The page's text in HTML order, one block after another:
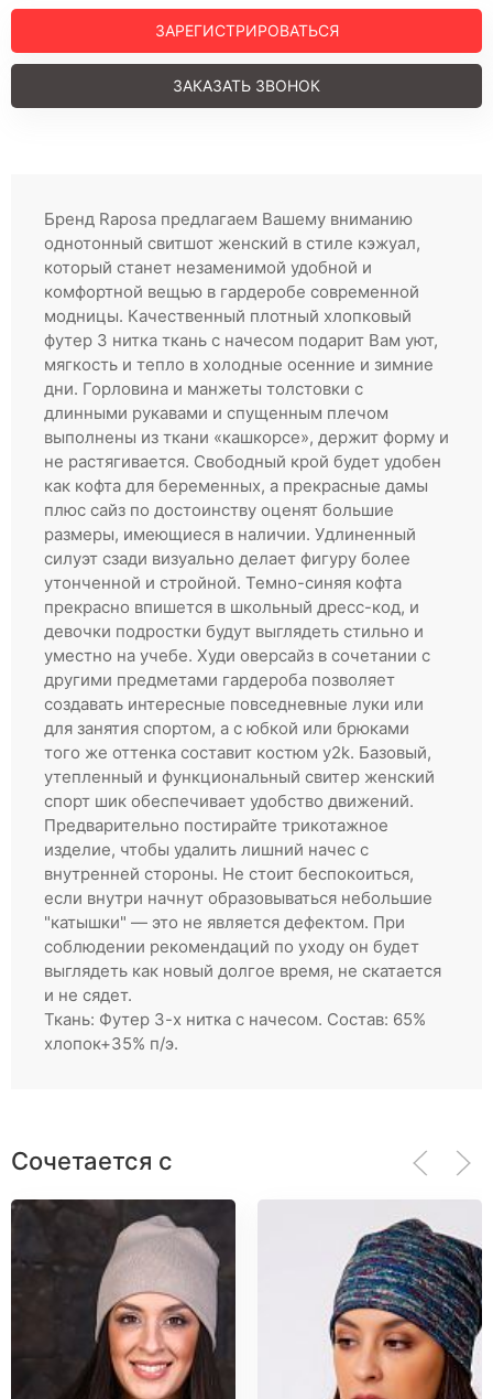
ЗАРЕГИСТРИРОВАТЬСЯ
ЗАКАЗАТЬ ЗВОНОК
Бренд Raposa предлагаем Вашему вниманию
однотонный свитшот женский в стиле кэжуал,
который станет незаменимой удобной и
комфортной вещью в гардеробе современной
модницы. Качественный плотный хлопковый
футер 3 нитка ткань с начесом подарит Вам уют,
мягкость и тепло в холодные осенние и зимние
дни. Горловина и манжеты толстовки с
длинными рукавами и спущенным плечом
выполнены из ткани «кашкорсе», держит форму и
не растягивается. Свободный крой будет удобен
как кофта для беременных, а прекрасные дамы
плюс сайз по достоинству оценят большие
размеры, имеющиеся в наличии. Удлиненный
силуэт сзади визуально делает фигуру более
утонченной и стройной. Темно-синяя кофта
прекрасно впишется в школьный дресс-код, и
девочки подростки будут выглядеть стильно и
уместно на учебе. Худи оверсайз в сочетании с
другими предметами гардероба позволяет
создавать интересные повседневные луки или
для занятия спортом, а с юбкой или брюками
того же оттенка составит костюм y2k. Базовый,
утепленный и функциональный свитер женский
спорт шик обеспечивает удобство движений.
Предварительно постирайте трикотажное
изделие, чтобы удалить лишний начес с
внутренней стороны. Не стоит беспокоиться,
если внутри начнут образовываться небольшие
"катышки" — это не является дефектом. При
соблюдении рекомендаций по уходу он будет
выглядеть как новый долгое время, не скатается
и не сядет.
Ткань: Футер 3-х нитка с начесом. Состав: 65%
хлопок+35% п/э.
Сочетается с